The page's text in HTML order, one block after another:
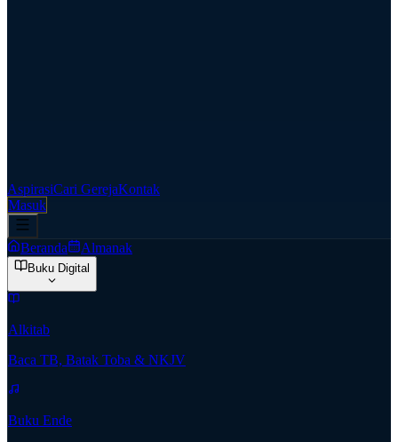
AspirasiCari GerejaKontak
Masuk
Beranda Almanak
Buku Digital
Alkitab
Baca TB, Batak Toba & NKJV
Buku Ende